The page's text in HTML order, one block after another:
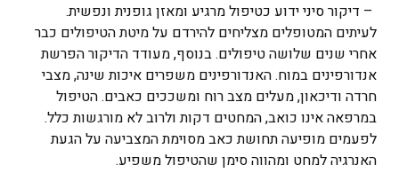
– דיקור סיני ידוע כטיפול מרגיע ומאזן גופנית ונפשית.
לעיתים המטופלים מצליחים להירדם על מיטת הטיפולים כבר
אחרי שנים שלושה טיפולים. בנוסף, מעודד הדיקור הפרשת
אנדורפינים במוח. האנדורפינים משפרים איכות שינה, מצבי
חרדה ודיכאון, מעלים מצב רוח ומשככים כאבים. הטיפול
במרפאה אינו כואב, המחטים דקות ולרוב לא מורגשות כלל.
לפעמים מופיעה תחושת כאב מסוימת המצביעה על הגעת
האנרגיה למחט ומהווה סימן שהטיפול משפיע.